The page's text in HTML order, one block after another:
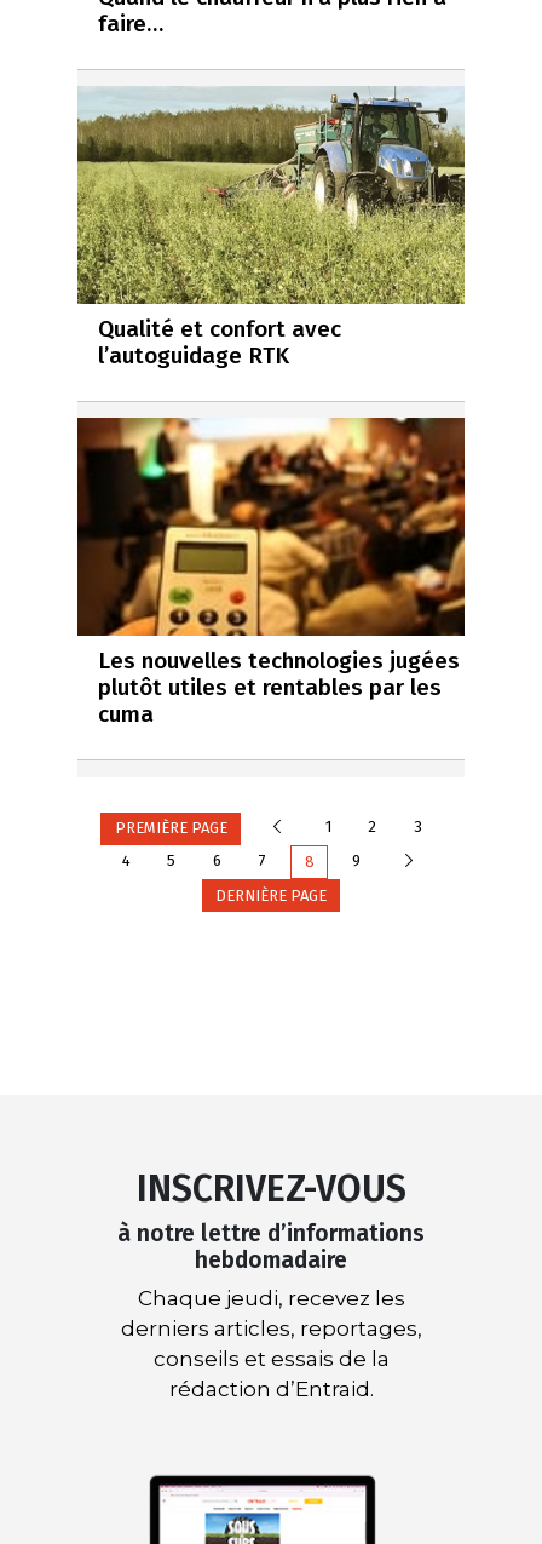
faire…
Qualité et confort avec
l’autoguidage RTK
Les nouvelles technologies jugées
plutôt utiles et rentables par les
cuma
PREMIÈRE PAGE Précédente
1 2
3
4
5 6 7 8 9
DERNIÈRE PAGE
INSCRIVEZ-VOUS
à notre lettre d’informations
hebdomadaire
Chaque jeudi, recevez les
derniers articles, reportages,
conseils et essais de la
rédaction d’Entraid.